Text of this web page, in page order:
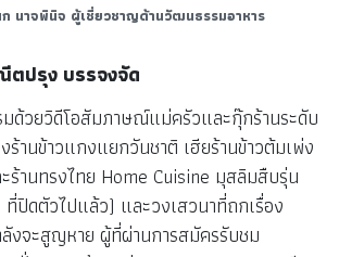
นาจพินิจ ผู้เชี่ยวชาญด้านวัฒนธรรมอาหาร
ตปรุง บรรจงจัด
มด้วยวิดีโอสัมภาษณ์แม่ครัวและกุ๊กร้านระดับ
ร้านข้าวแกงแยกวันชาติ เฮียร้านข้าวต้มเพ่ง
ร้านทรงไทย Home Cuisine มุสลิมสืบรุ่น
ปิดตัวไปแล้ว) และวงเสวนาที่ถกเรื่อง
งจะสูญหาย ผู้ที่ผ่านการสมัครรับชม